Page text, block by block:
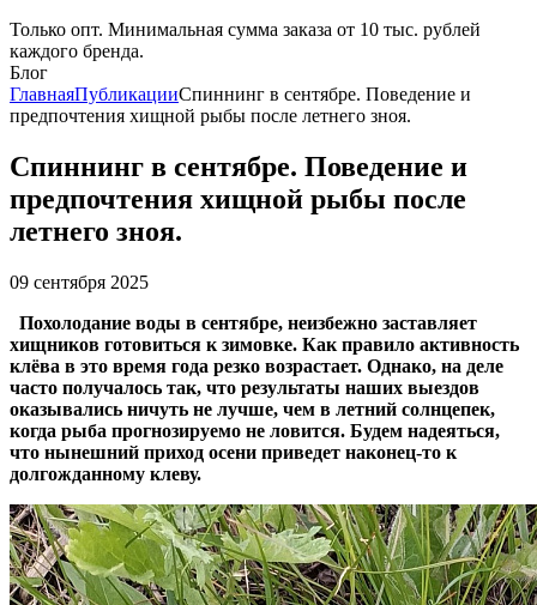
Только опт. Минимальная сумма заказа от 10 тыс. рублей
каждого бренда.
Блог
ГлавнаяПубликацииСпиннинг в сентябре. Поведение и
предпочтения хищной рыбы после летнего зноя.
Спиннинг в сентябре. Поведение и
предпочтения хищной рыбы после
летнего зноя.
09 сентября 2025
Похолодание воды в сентябре, неизбежно заставляет
хищников готовиться к зимовке. Как правило активность
клёва в это время года резко возрастает. Однако, на деле
часто получалось так, что результаты наших выездов
оказывались ничуть не лучше, чем в летний солнцепек,
когда рыба прогнозируемо не ловится. Будем надеяться,
что нынешний приход осени приведет наконец-то к
долгожданному клеву.